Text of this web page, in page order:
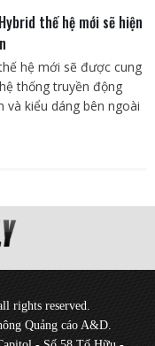
thế hệ mới sẽ hiện
hệ mới sẽ được cung
thống truyền động
và kiểu dáng bên ngoài
rights reserved.
Quảng cáo A&D.